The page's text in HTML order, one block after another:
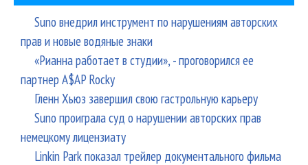
Suno внедрил инструмент по нарушениям авторских
прав и новые водяные знаки
«Рианна работает в студии», - проговорился ее
партнер A$AP Rocky
Гленн Хьюз завершил свою гастрольную карьеру
Suno проиграла суд о нарушении авторских прав
немецкому лицензиату
Linkin Park показал трейлер документального фильма